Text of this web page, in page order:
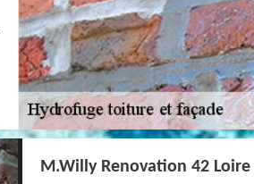
M.Willy Renovation 42